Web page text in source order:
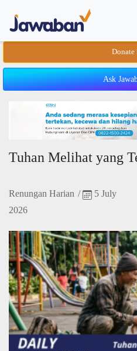
Donate
Ask
Tuhan Melihat yang
Renungan Harian /
5 July
2026